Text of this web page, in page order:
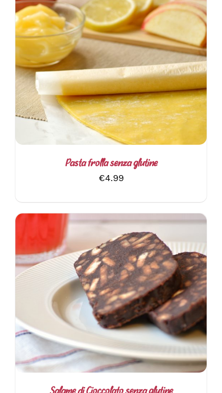
AGGIUNGI AL CARRELLO / DETTAGLI
Pasta frolla senza glutine
€4.99
AGGIUNGI AL CARRELLO / DETTAGLI